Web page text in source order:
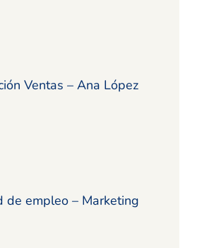
Ventas – Ana López
de empleo – Marketing